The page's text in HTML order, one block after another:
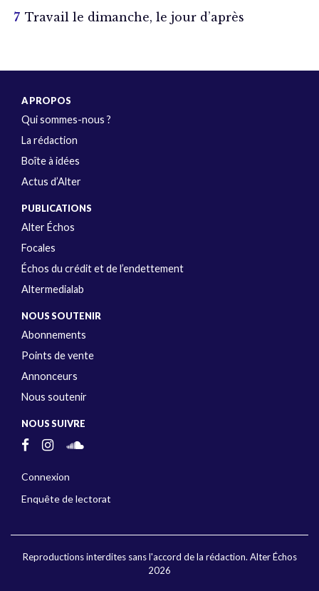
Travail le dimanche, le jour d’après
A PROPOS
Qui sommes-nous ?
La rédaction
Boîte à idées
Actus d’Alter
PUBLICATIONS
Alter Échos
Focales
Échos du crédit et de l’endettement
Altermedialab
NOUS SOUTENIR
Abonnements
Points de vente
Annonceurs
Nous soutenir
NOUS SUIVRE
Connexion
Enquête de lectorat
Reproductions interdites sans l'accord de la rédaction. Alter Échos
2026